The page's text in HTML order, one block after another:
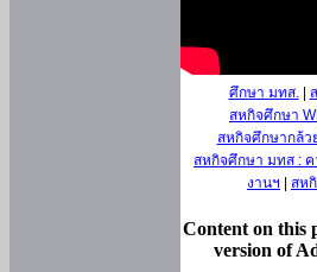
ศึกษา มทส.|
สหกิจศึกษา
สหกิจศึกษากล้ว
สหกิจศึกษา มทส :
งานฯ
สห
Content on this
version of